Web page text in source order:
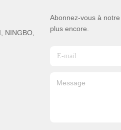
NINGBO,
Abonnez-vous à
plus encore.